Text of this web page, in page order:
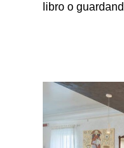
libro o